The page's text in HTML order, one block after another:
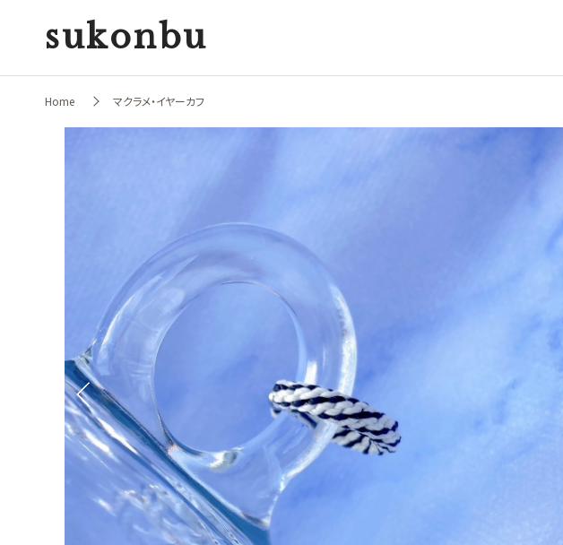
sukonbu
Home マクラメ・イヤーカフ
Previous